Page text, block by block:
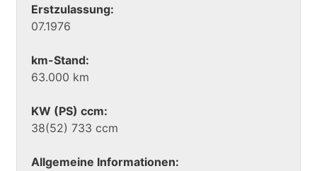
Erstzulassung:
07.1976
km-Stand:
63.000 km
KW (PS) ccm:
38(52) 733 ccm
Allgemeine Informationen: